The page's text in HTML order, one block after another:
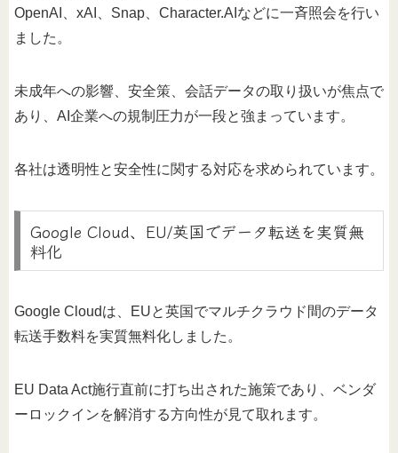
OpenAI、xAI、Snap、Character.AIなどに一斉照会を行い
ました。
未成年への影響、安全策、会話データの取り扱いが焦点で
あり、AI企業への規制圧力が一段と強まっています。
各社は透明性と安全性に関する対応を求められています。
Google Cloud、EU/英国でデータ転送を実質無
料化
Google Cloudは、EUと英国でマルチクラウド間のデータ
転送手数料を実質無料化しました。
EU Data Act施行直前に打ち出された施策であり、ベンダ
ーロックインを解消する方向性が見て取れます。